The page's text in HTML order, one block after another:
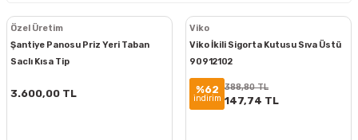
Özel Üretim
Şantiye Panosu Priz Yeri Taban
Saclı Kısa Tip
3.600,00 TL
Viko
Viko İkili Sigorta Kutusu Sıva Üstü
90912102
%62
indirim
388,80 TL
147,74 TL